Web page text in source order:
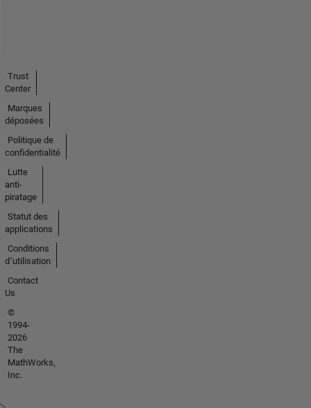
Trust
Center
Marques
déposées
Politique de
confidentialité
Lutte
anti-
piratage
Statut des
applications
Conditions
d՚utilisation
Contact
Us
©
1994-
2026
The
MathWorks,
Inc.